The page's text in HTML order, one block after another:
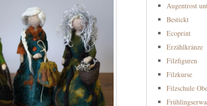
Augentrost
Bestickt
Ecoprint
Erzählkränze
Filzfiguren
Filzkurse
Filzschule